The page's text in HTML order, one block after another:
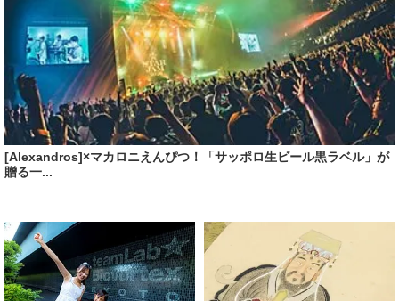
[Alexandros]×マカロニえんぴつ！「サッポロ生ビール黒ラベル」が
贈る一...